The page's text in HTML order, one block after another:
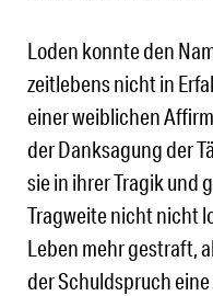
Loden konnte den
zeitlebens nicht in
einer weiblichen
der Danksagung der
sie in ihrer Tragik und
Tragweite nicht nicht
Leben mehr gestraft,
der Schuldspruch